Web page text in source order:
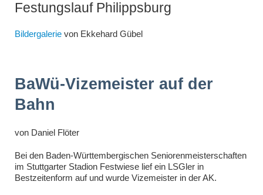
Festungslauf Philippsburg
Bildergalerievon Ekkehard Gübel
BaWü-Vizemeister auf der
Bahn
von Daniel Flöter
Bei den Baden-Württembergischen Seniorenmeisterschaften
im Stuttgarter Stadion Festwiese lief ein LSGler in
Bestzeitenform auf und wurde Vizemeister in der AK.